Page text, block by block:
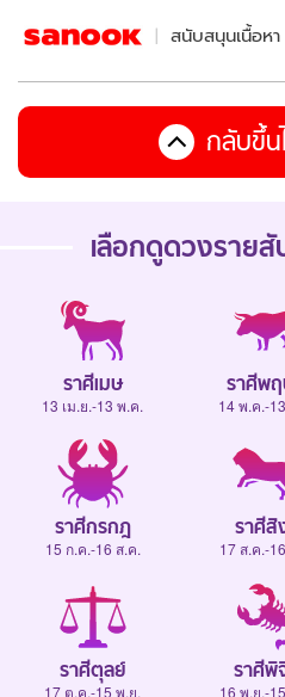
สนับสนุนเนื้อหา
กลับขึ้น
เลือกดูดวงรายสั
ราศีเมษ
13 เม.ย.-13 พ.ค.
ราศีพ
14 พ.ค.-
ราศีกรกฎ
15 ก.ค.-16 ส.ค.
ราศีสิ
17 ส.ค.-
ราศีตุลย์
17 ต.ค.-15 พ.ย.
ราศีพิ
16 พ.ย.-